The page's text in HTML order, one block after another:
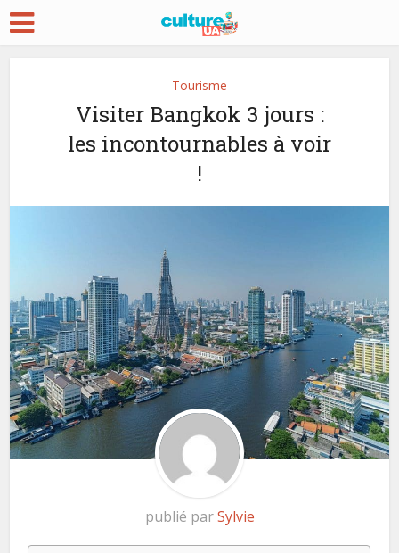
Tourisme
Visiter Bangkok 3 jours :
les incontournables à voir
!
publié parSylvie